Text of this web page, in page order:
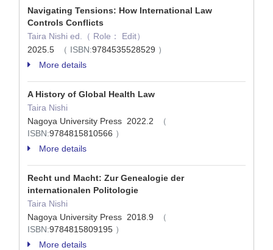
Navigating Tensions: How International Law
Controls Conflicts
Taira Nishi ed.（ Role： Edit）
2025.5
（ ISBN:9784535528529 ）
More details
A History of Global Health Law
Taira Nishi
Nagoya University Press 2022.2
（
ISBN:9784815810566 ）
More details
Recht und Macht: Zur Genealogie der
internationalen Politologie
Taira Nishi
Nagoya University Press 2018.9
（
ISBN:9784815809195 ）
More details